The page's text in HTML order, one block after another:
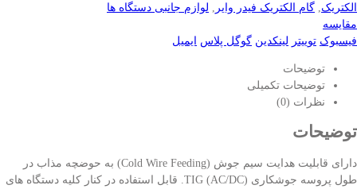
الکتریک گام الکتریک فیدر وایر
لوازم جانبی دستگاه ها
مقایسه
فیسبوک توییتر لینکدین گوگل پلاس ایمیل
توضیحات
توضیحات تکمیلی
نظرات (0)
توضیحات
دارای قابلیت هدایت سیم جوش (Cold Wire Feeding) به حوضچه مذاب در
طول پروسه جوشکاری (TIG (AC/DC. قابل استفاده در کنار کلیه دستگاه های